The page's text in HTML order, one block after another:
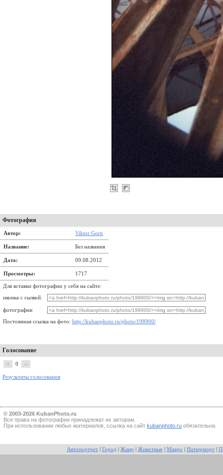
Фотография
Автор: Viktor Gorn
Название: Без названия
Дата: 09.08.2012
Просмотры: 1717
Для вставки фотографии у себя на сайте:
иконка с сылкой:
фотография:
Постоянная ссылка на фото: http://kubanphoto.ru/photo/198900/
Голосование
+ 0 –
Результаты голосования
© 2003-2026 KubanPhoto.ru
Все прaва на фотографии принадлежат их авторам.
При использовании любых материалов, ссылка на сайт kubanphoto.ru обязательна.
Автопортрет Город Жанр Животные Макро Натюрморт